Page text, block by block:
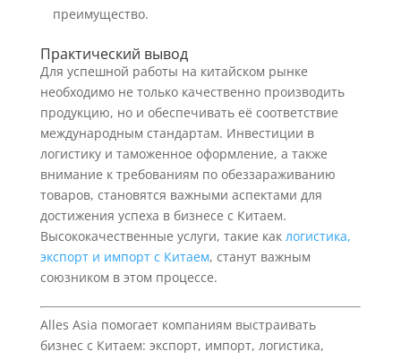
преимущество.
Практический вывод
Для успешной работы на китайском рынке
необходимо не только качественно производить
продукцию, но и обеспечивать её соответствие
международным стандартам. Инвестиции в
логистику и таможенное оформление, а также
внимание к требованиям по обеззараживанию
товаров, становятся важными аспектами для
достижения успеха в бизнесе с Китаем.
Высококачественные услуги, такие как логистика,
экспорт и импорт с Китаем, станут важным
союзником в этом процессе.
Alles Asia помогает компаниям выстраивать
бизнес с Китаем: экспорт, импорт, логистика,